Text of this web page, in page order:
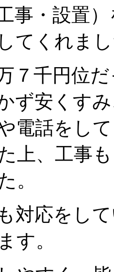
事・設置
てくれま
７千円位
ず安くす
電話をし
上、工事
。
対応をし
す。